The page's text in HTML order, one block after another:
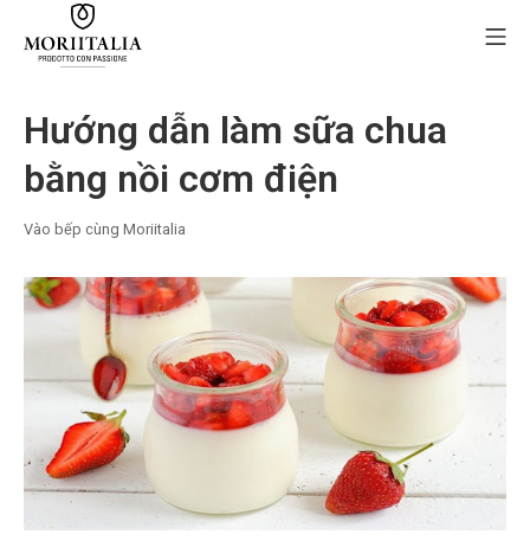
Hướng dẫn làm sữa chua
bằng nồi cơm điện
Vào bếp cùng Moriitalia